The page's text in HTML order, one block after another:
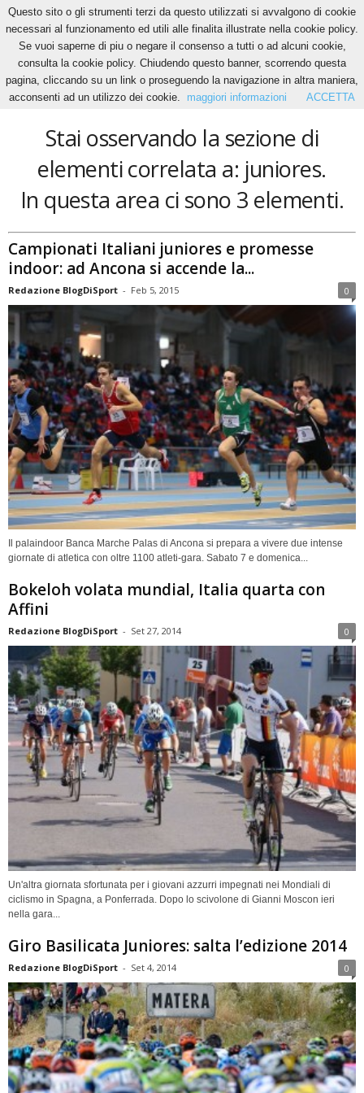
Home Tags Juniores
juniores
Stai osservando la sezione di
elementi correlata a: juniores.
In questa area ci sono 3 elementi.
Campionati Italiani juniores e promesse
indoor: ad Ancona si accende la...
Redazione BlogDiSport - Feb 5, 2015 0
Il palaindoor Banca Marche Palas di Ancona si prepara a vivere due intense
giornate di atletica con oltre 1100 atleti-gara. Sabato 7 e domenica...
Bokeloh volata mundial, Italia quarta con
Affini
Redazione BlogDiSport - Set 27, 2014 0
Un'altra giornata sfortunata per i giovani azzurri impegnati nei Mondiali di
ciclismo in Spagna, a Ponferrada. Dopo lo scivolone di Gianni Moscon ieri
nella gara...
Giro Basilicata Juniores: salta l’edizione 2014
Redazione BlogDiSport - Set 4, 2014 0
Questo sito o gli strumenti terzi da questo utilizzati si avvalgono di cookie
necessari al funzionamento ed utili alle finalita illustrate nella cookie policy.
Se vuoi saperne di piu o negare il consenso a tutti o ad alcuni cookie,
consulta la cookie policy. Chiudendo questo banner, scorrendo questa
pagina, cliccando su un link o proseguendo la navigazione in altra maniera,
acconsenti ad un utilizzo dei cookie.
maggiori informazioni ACCETTA